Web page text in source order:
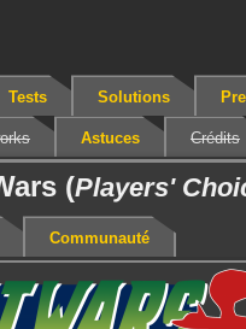
Tests Solutions
Astuces Crédits
(Players'
Communauté